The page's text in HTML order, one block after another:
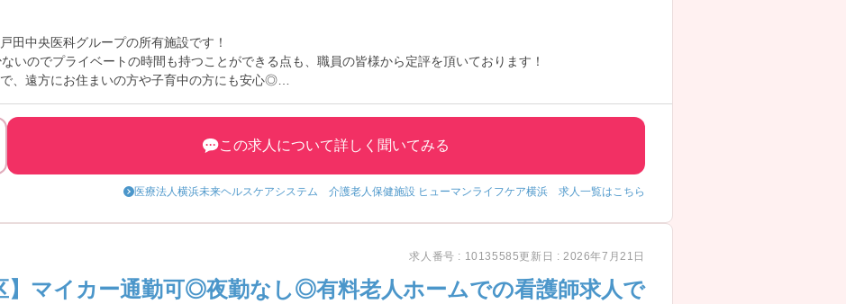
田中央医科グループの所有施設です！
いのでプライベートの時間も持つことができる点も、職員の皆様から定評を頂いております！
、遠方にお住まいの方や子育中の方にも安心◎
イントなど、さらに詳細をお話しいたしますのでお気軽にご相談ください！
この求人について詳しく聞いてみる
医療法人横浜未来ヘルスケアシステム 介護老人保健施設 ヒューマンライフケア横浜 求人一覧はこちら
求人番号 : 10135585更新日 : 2026年7月21日
】マイカー通勤可◎夜勤なし◎有料老人ホームでの看護師求人で